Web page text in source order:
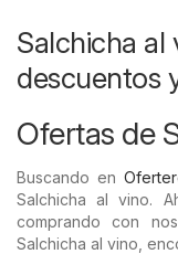
Salchicha al
descuentos
Ofertas de
Buscando en
Salchicha al vino.
comprando con
Salchicha al vino,